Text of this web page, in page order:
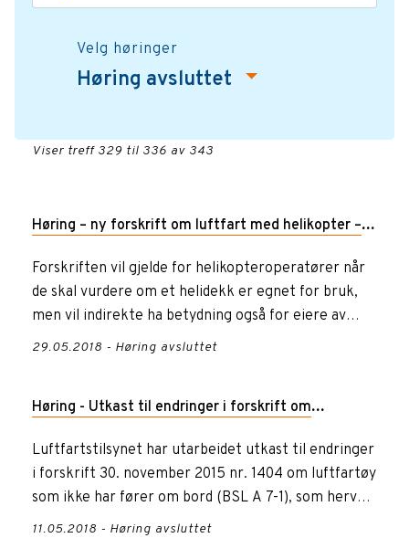
Velg høringer
Høring avsluttet
Viser treff 329 til 336 av 343
Høring – ny forskrift om luftfart med helikopter –
bruk av offshore helidekk
Forskriften vil gjelde for helikopteroperatører når
de skal vurdere om et helidekk er egnet for bruk,
men vil indirekte ha betydning også for eiere av
helidekk og...
29.05.2018 - Høring avsluttet
Høring - Utkast til endringer i forskrift om
luftfartøy som ikke har fører om bord
Luftfartstilsynet har utarbeidet utkast til endringer
i forskrift 30. november 2015 nr. 1404 om luftfartøy
som ikke har fører om bord (BSL A 7-1), som herved
send...
11.05.2018 - Høring avsluttet